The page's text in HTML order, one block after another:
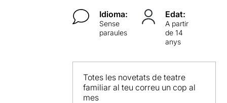
Idioma:
Sense
paraules
Edat:
A partir
de 14
anys
Totes les novetats de teatre
familiar al teu correu un cop al
mes